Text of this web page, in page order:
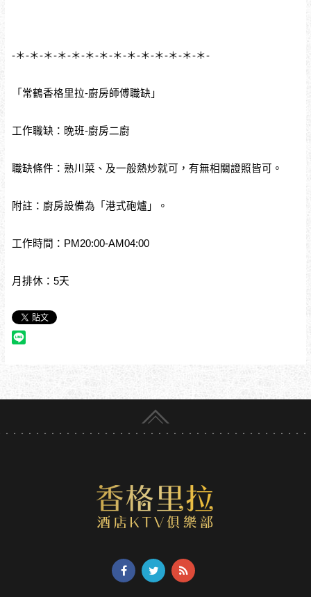
-＊-＊-＊-＊-＊-＊-＊-＊-＊-＊-＊-＊-＊-＊-
「常鶴香格里拉-廚房師傅職缺」
工作職缺：晚班-廚房二廚
職缺條件：熟川菜、及一般熱炒就可，有無相關證照皆可。
附註：廚房設備為「港式砲爐」。
工作時間：PM20:00-AM04:00
月排休：5天